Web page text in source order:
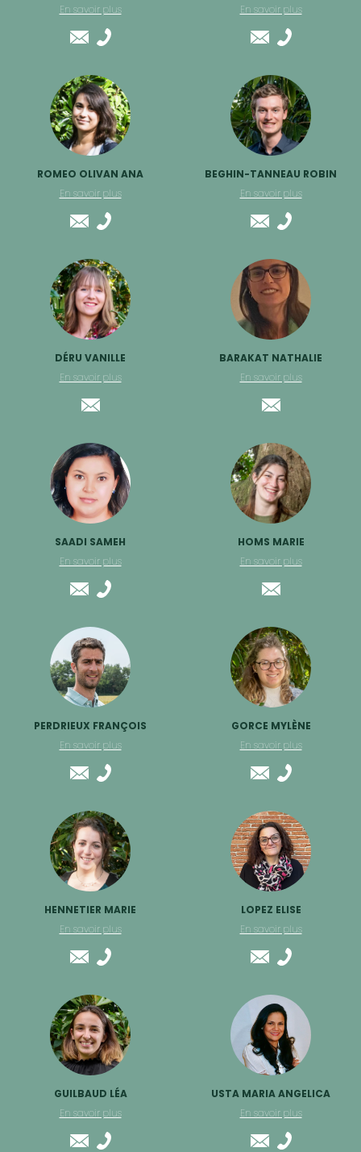
En savoir plus En savoir plus
ROMEO OLIVAN ANA
En savoir plus
BEGHIN-TANNEAU ROBIN
En savoir plus
DÉRU VANILLE
En savoir plus
BARAKAT NATHALIE
En savoir plus
SAADI SAMEH
En savoir plus
HOMS MARIE
En savoir plus
PERDRIEUX FRANÇOIS
En savoir plus
GORCE MYLÈNE
En savoir plus
HENNETIER MARIE
En savoir plus
LOPEZ ELISE
En savoir plus
GUILBAUD LÉA
En savoir plus
USTA MARIA ANGELICA
En savoir plus